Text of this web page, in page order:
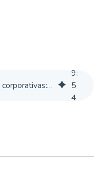
Alimentação em viagens corporativas: calcular e gerenciar as despesas
9:
5
4